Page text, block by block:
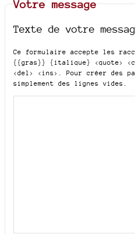
Votre message
Texte de votre
Ce formulaire accepte les
{{gras}} {italique} <quote>
<del> <ins> . Pour créer des
simplement des lignes vides.